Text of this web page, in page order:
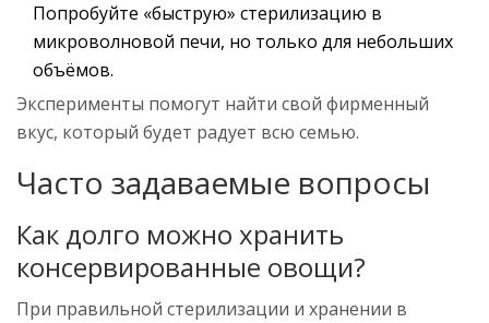
Попробуйте «быструю» стерилизацию в
микроволновой печи, но только для небольших
объёмов.
Эксперименты помогут найти свой фирменный
вкус, который будет радует всю семью.
Часто задаваемые вопросы
Как долго можно хранить
консервированные овощи?
При правильной стерилизации и хранении в